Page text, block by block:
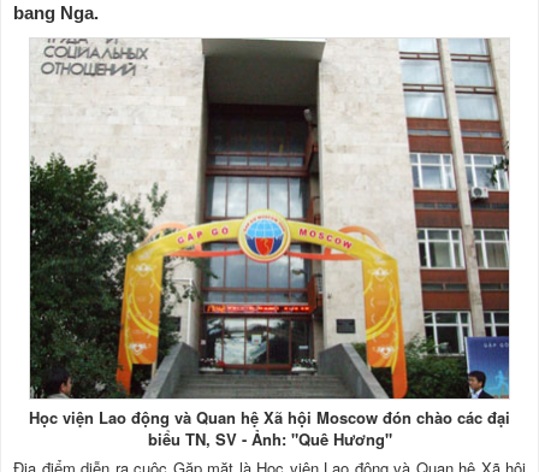
bang Nga.
Học viện Lao động và Quan hệ Xã hội Moscow đón chào các đại
biểu TN, SV - Ảnh: "Quê Hương"
Địa điểm diễn ra cuộc Gặp mặt là Học viện Lao động và Quan hệ Xã hội